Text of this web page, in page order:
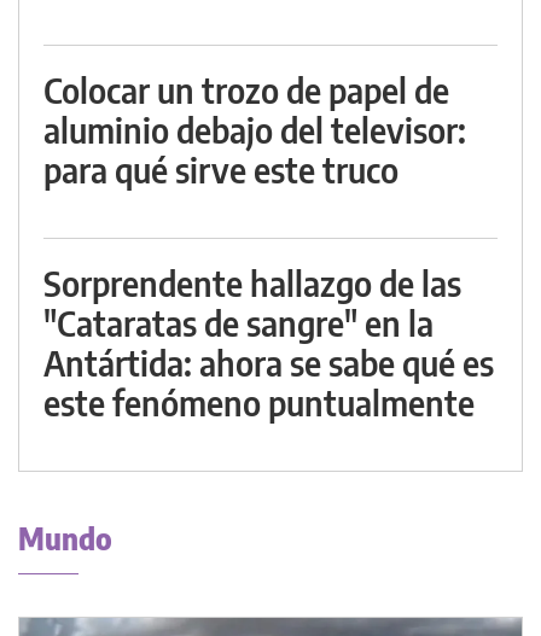
Colocar un trozo de papel de
aluminio debajo del televisor:
para qué sirve este truco
Sorprendente hallazgo de las
"Cataratas de sangre" en la
Antártida: ahora se sabe qué es
este fenómeno puntualmente
Mundo